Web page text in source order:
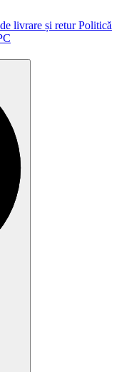
livrare și returPolitică